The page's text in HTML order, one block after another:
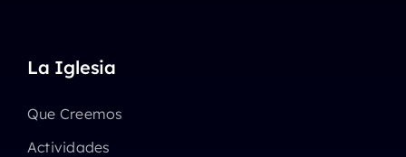
La Iglesia
Que Creemos
Actividades